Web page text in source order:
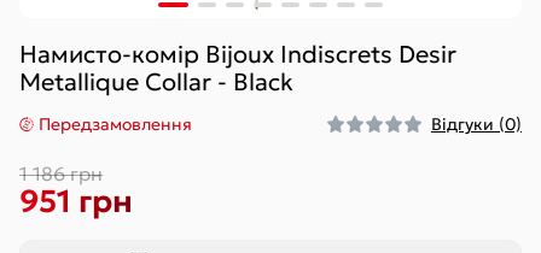
Намисто-комір Bijoux Indiscrets Desir
Metallique Collar - Black
Передзамовлення Відгуки (0)
1 186 грн
951 грн